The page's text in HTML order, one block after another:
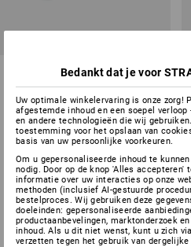
Platenwagen voor
insteekbeugels
uitvoeringen
v.a. € 471,78
(incl. BTW)
U hebt al 4 van 4
Bedankt dat je voor
Uw optimale winkelervaring is onze zorg!
afgestemde inhoud en een soepel
en andere technologieën die wij
toestemming voor het opslaan van
basis van uw persoonlijke voorkeuren.
Om u gepersonaliseerde inhoud te
nodig. Door op de knop 'Alles accepteren'
informatie over uw interacties op onze
methoden (inclusief AI-gestuurde
bestelproces. Wij gebruiken deze
doeleinden: gepersonaliseerde
productaanbevelingen, marktonderzoek
inhoud. Als u dit niet wenst, kunt u zich
verzetten tegen het gebruik van dergelijke